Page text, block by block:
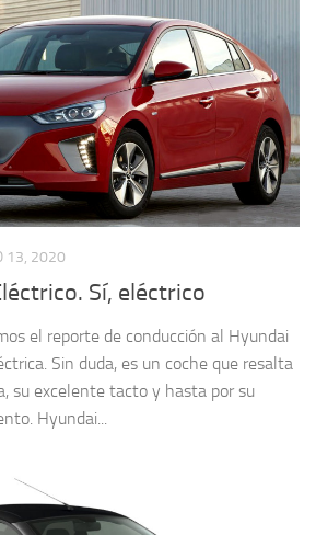
13, 2020
Sí, eléctrico
el reporte de conducción al Hyundai
Sin duda, es un coche que resalta
su excelente tacto y hasta por su
Hyundai...